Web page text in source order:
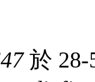
於 28-